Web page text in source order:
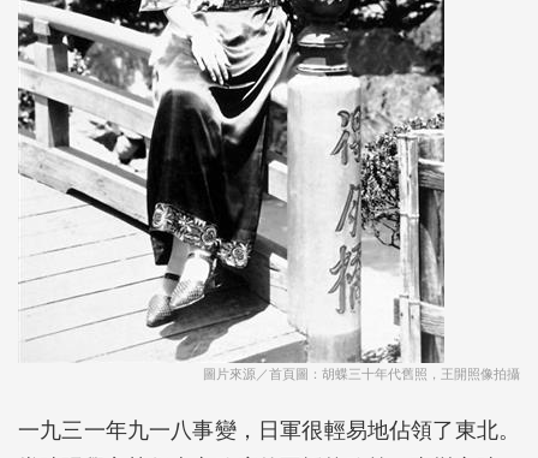
圖片來源／首頁圖：胡蝶三十年代舊照，王開照像拍攝
一九三一年九一八事變，日軍很輕易地佔領了東北。